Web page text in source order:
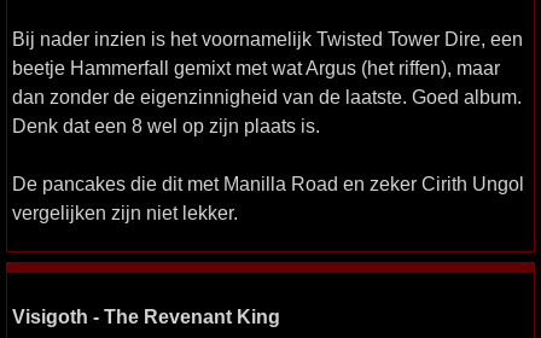
Bij nader inzien is het voornamelijk Twisted Tower Dire, een
beetje Hammerfall gemixt met wat Argus (het riffen), maar
dan zonder de eigenzinnigheid van de laatste. Goed album.
Denk dat een 8 wel op zijn plaats is.
De pancakes die dit met Manilla Road en zeker Cirith Ungol
vergelijken zijn niet lekker.
Visigoth - The Revenant King